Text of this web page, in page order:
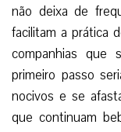
não deixa de
facilitam a prática
companhias que
primeiro passo
nocivos e se
que continuam